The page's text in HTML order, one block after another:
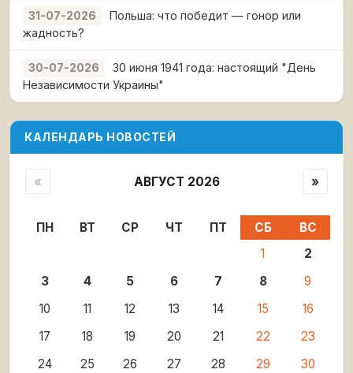
31-07-2026
Польша: что победит — гонор или
жадность?
30-07-2026
30 июня 1941 года: настоящий "День
Независимости Украины"
КАЛЕНДАРЬ НОВОСТЕЙ
« АВГУСТ 2026 »
ПН ВТ СР ЧТ ПТ СБ
ВС
1
2
3
4 5 6 7 8
9
10
11 12 13 14 15
16
17
18 19 20 21 22
23
24
25 26 27 28 29
30